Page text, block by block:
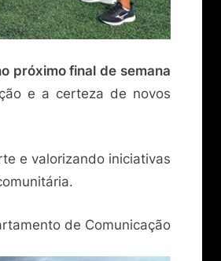
próximo final de semana
e a certeza de novos
e valorizando iniciativas
de Comunicação